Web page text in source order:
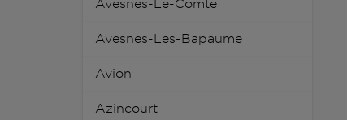
Avesnes-Le-Comte
Avesnes-Les-Bapaume
Avion
Azincourt